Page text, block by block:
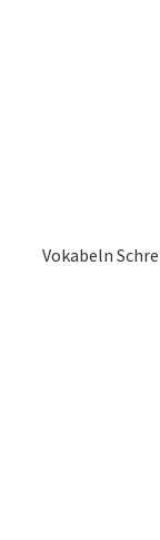
Vokabeln